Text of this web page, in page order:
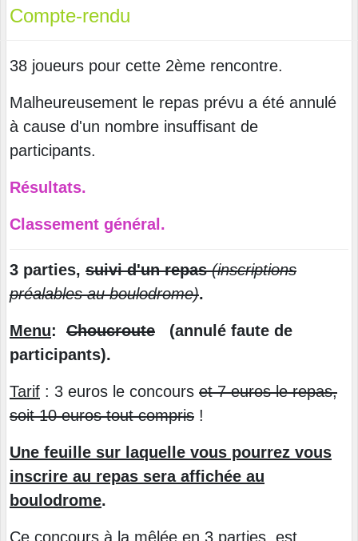
Compte-rendu
38 joueurs pour cette 2ème rencontre.
Malheureusement le repas prévu a été annulé
à cause d'un nombre insuffisant de
participants.
Résultats.
Classement général.
3 parties, suivi d'un repas(inscriptions
préalables au boulodrome).
Menu: Choucroute (annulé faute de
participants).
Tarif : 3 euros le concours et 7 euros le repas,
soit 10 euros tout compris !
Une feuille sur laquelle vous pourrez vous
inscrire au repas sera affichée au
boulodrome.
Ce concours à la mêlée en 3 parties, est